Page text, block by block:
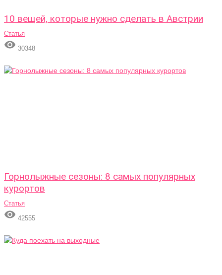
10 вещей, которые нужно сделать в Австрии
Статья
 30348
Горнолыжные сезоны: 8 самых популярных
курортов
Статья
 42555